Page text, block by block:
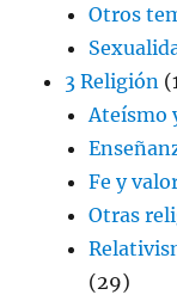
Otros
3 Religión
Ateísmo
Fe y
Otras
(29)